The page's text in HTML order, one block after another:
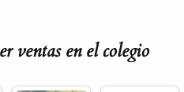
ventas en el colegio